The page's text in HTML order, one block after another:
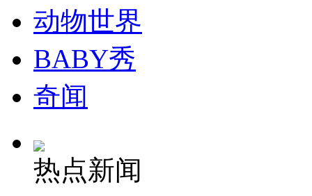
司机酒驾遇交警 急速倒车逃窜
动物世界
BABY秀
奇闻
热点新闻